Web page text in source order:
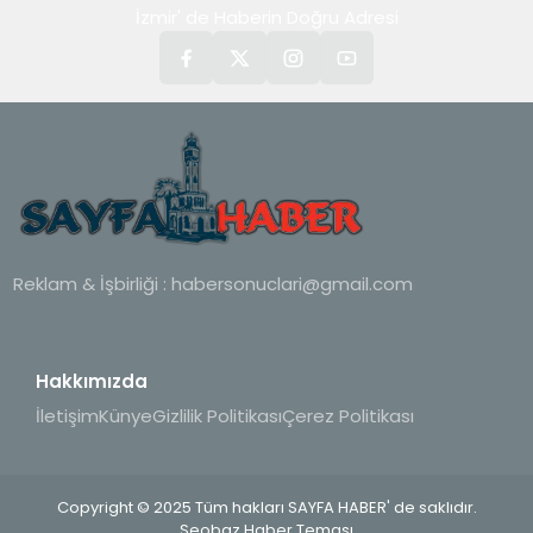
Reklam & İşbirliği : habersonuclari@gmail.com
Hakkımızda
İletişimKünyeGizlilik PolitikasıÇerez Politikası
Copyright © 2025 Tüm hakları SAYFA HABER' de saklıdır.